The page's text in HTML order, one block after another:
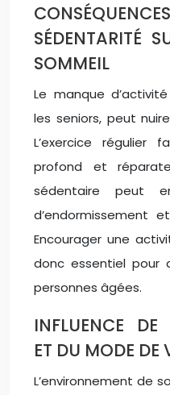
SÉDENTARITÉ
SOMMEIL
Le manque
les seniors, peut
L’exercice régulier
profond et
sédentaire peut
d’endormissement
Encourager une
donc essentiel pour
personnes âgées.
INFLUENCE DE
ET DU MODE DE
L’environnement de